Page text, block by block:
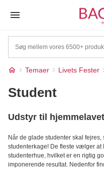
Temaer Livets Fester
Student
Udstyr til
Når de glade studenter skal
studenterkage! De fleste vælger at
studenterhue, hvilket er en rigtig
imponerende resultat. Nedenfor